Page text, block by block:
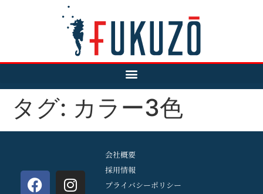
タグ: カラー3色
会社概要
採用情報
プライバシーポリシー